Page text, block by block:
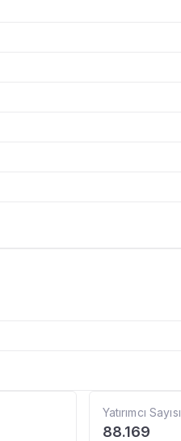
Yatırımcı Sayısı
88.169